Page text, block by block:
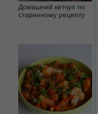
Домашний кетчуп по
старинному рецепту